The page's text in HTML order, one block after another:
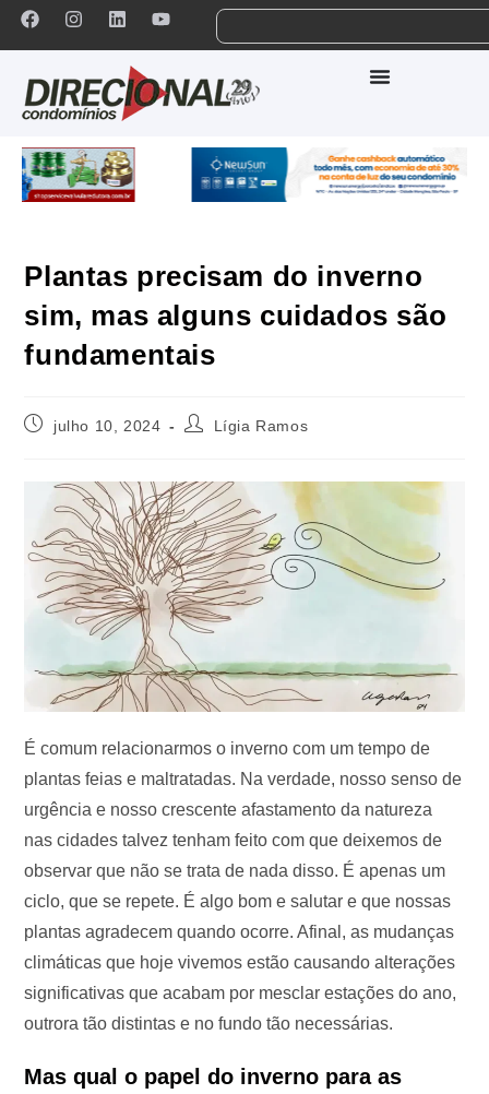
Plantas precisam do inverno
sim, mas alguns cuidados são
fundamentais
julho 10, 2024 Lígia Ramos
É comum relacionarmos o inverno com um tempo de
plantas feias e maltratadas. Na verdade, nosso senso de
urgência e nosso crescente afastamento da natureza
nas cidades talvez tenham feito com que deixemos de
observar que não se trata de nada disso. É apenas um
ciclo, que se repete. É algo bom e salutar e que nossas
plantas agradecem quando ocorre. Afinal, as mudanças
climáticas que hoje vivemos estão causando alterações
significativas que acabam por mesclar estações do ano,
outrora tão distintas e no fundo tão necessárias.
Mas qual o papel do inverno para as